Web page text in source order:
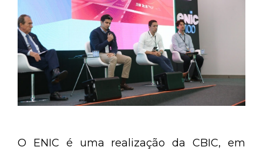
O ENIC é uma realização da CBIC, em